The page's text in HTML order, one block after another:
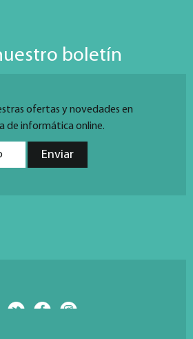
boletín
ofertas y novedades en
de informática online.